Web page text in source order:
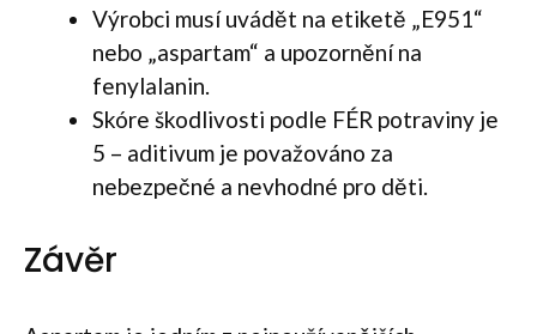
Výrobci musí uvádět na etiketě „E951“
nebo „aspartam“ a upozornění na
fenylalanin.
Skóre škodlivosti podle FÉR potraviny je
5 – aditivum je považováno za
nebezpečné a nevhodné pro děti.
Závěr